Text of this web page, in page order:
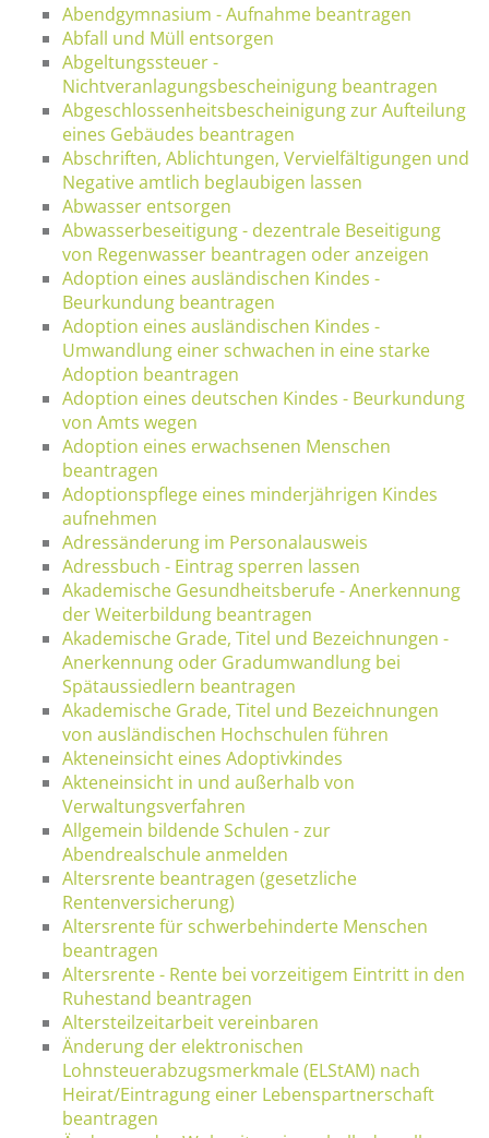
Abendgymnasium - Aufnahme beantragen
Abfall und Müll entsorgen
Abgeltungssteuer -
Nichtveranlagungsbescheinigung beantragen
Abgeschlossenheitsbescheinigung zur Aufteilung
eines Gebäudes beantragen
Abschriften, Ablichtungen, Vervielfältigungen und
Negative amtlich beglaubigen lassen
Abwasser entsorgen
Abwasserbeseitigung - dezentrale Beseitigung
von Regenwasser beantragen oder anzeigen
Adoption eines ausländischen Kindes -
Beurkundung beantragen
Adoption eines ausländischen Kindes -
Umwandlung einer schwachen in eine starke
Adoption beantragen
Adoption eines deutschen Kindes - Beurkundung
von Amts wegen
Adoption eines erwachsenen Menschen
beantragen
Adoptionspflege eines minderjährigen Kindes
aufnehmen
Adressänderung im Personalausweis
Adressbuch - Eintrag sperren lassen
Akademische Gesundheitsberufe - Anerkennung
der Weiterbildung beantragen
Akademische Grade, Titel und Bezeichnungen -
Anerkennung oder Gradumwandlung bei
Spätaussiedlern beantragen
Akademische Grade, Titel und Bezeichnungen
von ausländischen Hochschulen führen
Akteneinsicht eines Adoptivkindes
Akteneinsicht in und außerhalb von
Verwaltungsverfahren
Allgemein bildende Schulen - zur
Abendrealschule anmelden
Altersrente beantragen (gesetzliche
Rentenversicherung)
Altersrente für schwerbehinderte Menschen
beantragen
Altersrente - Rente bei vorzeitigem Eintritt in den
Ruhestand beantragen
Altersteilzeitarbeit vereinbaren
Änderung der elektronischen
Lohnsteuerabzugsmerkmale (ELStAM) nach
Heirat/Eintragung einer Lebenspartnerschaft
beantragen